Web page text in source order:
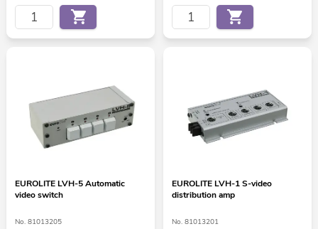
EUROLITE LVH-5 Automatic
video switch
No. 81013205
EUROLITE LVH-1 S-video
distribution amp
No. 81013201